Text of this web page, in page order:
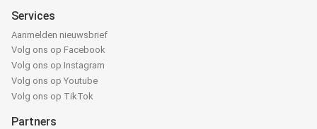
Services
Aanmelden nieuwsbrief
Volg ons op Facebook
Volg ons op Instagram
Volg ons op Youtube
Volg ons op TikTok
Partners